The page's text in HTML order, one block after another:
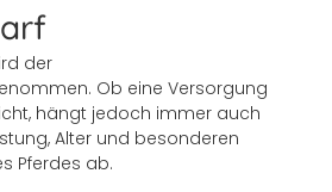
der
Ob eine Versorgung
hängt jedoch immer auch
Alter und besonderen
Pferdes ab.